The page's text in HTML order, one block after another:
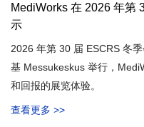
MediWorks 在 2026 年第
示
2026 年第 30 届 ESCRS 冬
基 Messukeskus 举行，
和回报的展览体验。
查看更多 >>